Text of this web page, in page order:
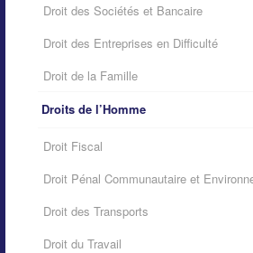
Droit des Sociétés et Bancaire
Droit des Entreprises en Difficulté
Droit de la Famille
Droits de l’Homme
Droit Fiscal
Droit Pénal Communautaire et
Droit des Transports
Droit du Travail